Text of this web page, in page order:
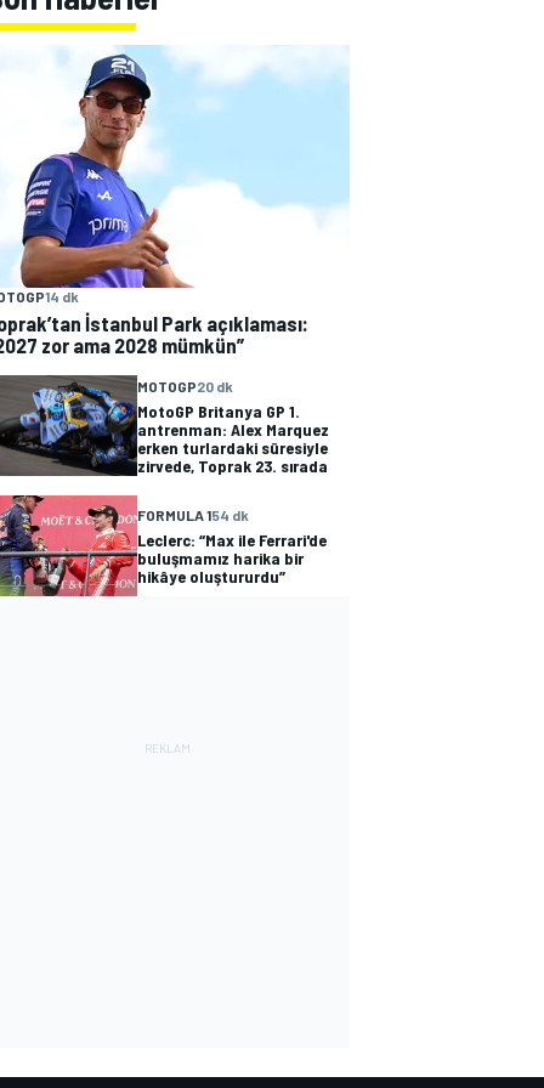
14 dk
İstanbul Park açıklaması:
zor ama 2028 mümkün”
MOTOGP20 dk
MotoGP Britanya GP 1.
antrenman: Alex Marquez
erken turlardaki süresiyle
zirvede, Toprak 23. sırada
FORMULA 154 dk
Leclerc: “Max ile Ferrari'de
buluşmamız harika bir
hikâye oluştururdu”